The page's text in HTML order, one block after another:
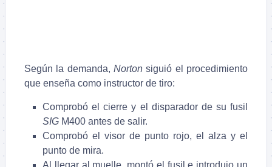
Según la demanda, Norton siguió el procedimiento
que enseña como instructor de tiro:
Comprobó el cierre y el disparador de su fusil
SIG M400 antes de salir.
Comprobó el visor de punto rojo, el alza y el
punto de mira.